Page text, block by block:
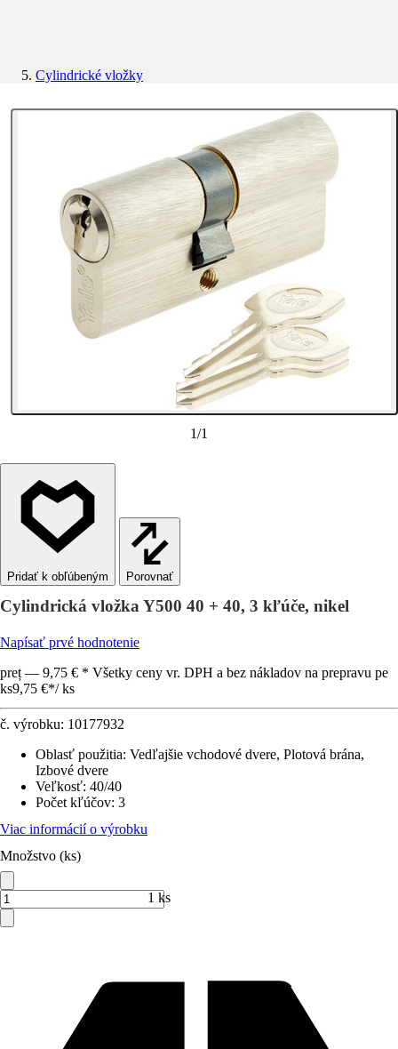
Cylindrické vložky
1/1
Porovnať
Cylindrická vložka Y500 40 + 40, 3 kľúče, nikel
Napísať prvé hodnotenie
preț — 9,75 € * Všetky ceny vr. DPH a bez nákladov na prepravu pe
ks9,75 €*/ ks
č. výrobku: 10177932
Oblasť použitia: Vedľajšie vchodové dvere, Plotová brána,
Izbové dvere
Veľkosť: 40/40
Počet kľúčov: 3
Viac informácií o výrobku
Množstvo (ks)
1 ks